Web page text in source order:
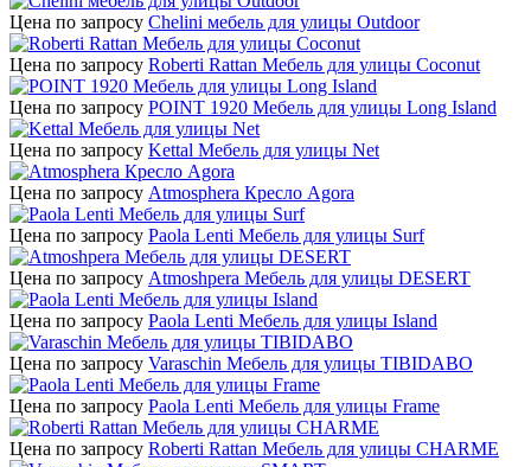
Цена по запросу Chelini мебель для улицы Outdoor
Цена по запросу Roberti Rattan Мебель для улицы Coconut
Цена по запросу POINT 1920 Мебель для улицы Long Island
Цена по запросу Kettal Мебель для улицы Net
Цена по запросу Atmosphera Кресло Agora
Цена по запросу Paola Lenti Мебель для улицы Surf
Цена по запросу Atmoshpera Мебель для улицы DESERT
Цена по запросу Paola Lenti Мебель для улицы Island
Цена по запросу Varaschin Мебель для улицы TIBIDABO
Цена по запросу Paola Lenti Мебель для улицы Frame
Цена по запросу Roberti Rattan Мебель для улицы CHARME